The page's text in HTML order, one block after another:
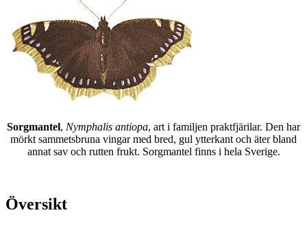
Sorgmantel, Nymphalis antiopa, art i familjen praktfjärilar. Den har
mörkt sammetsbruna vingar med bred, gul ytterkant och äter bland
annat sav och rutten frukt. Sorgmantel finns i hela Sverige.
Översikt